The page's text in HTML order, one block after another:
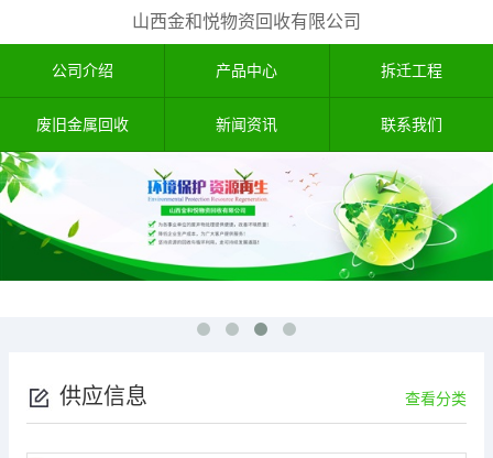
山西金和悦物资回收有限公司
公司介绍 产品中心 拆迁工程
废旧金属回收 新闻资讯 联系我们
供应信息 查看分类